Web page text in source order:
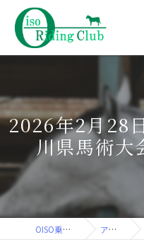
2026年2月28
川県馬術大
OISO乗馬クラブ アルバム